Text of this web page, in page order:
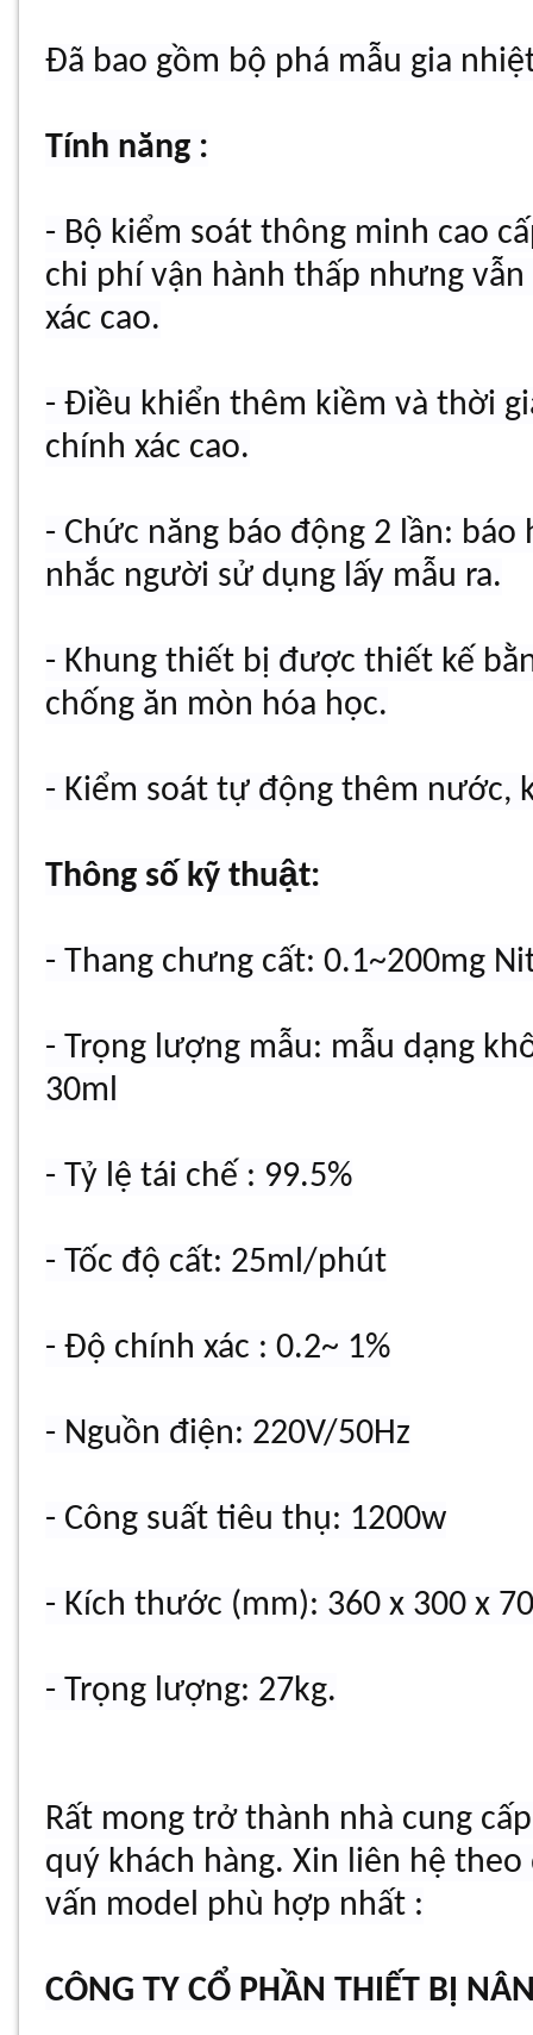
Đã bao gồm bộ phá mẫu gia
Tính năng :
- Bộ kiểm soát thông minh cao
chi phí vận hành thấp nhưng
xác cao.
- Điều khiển thêm kiềm và thời
chính xác cao.
- Chức năng báo động 2 lần:
nhắc người sử dụng lấy mẫu ra.
- Khung thiết bị được thiết kế
chống ăn mòn hóa học.
- Kiểm soát tự động thêm nước,
Thông số kỹ thuật:
- Thang chưng cất: 0.1~200mg
- Trọng lượng mẫu: mẫu dạng
30ml
- Tỷ lệ tái chế : 99.5%
- Tốc độ cất: 25ml/phút
- Độ chính xác : 0.2~ 1%
- Nguồn điện: 220V/50Hz
- Công suất tiêu thụ: 1200w
- Kích thước (mm): 360 x 300 x
- Trọng lượng: 27kg.
Rất mong trở thành nhà cung
quý khách hàng. Xin liên hệ
vấn model phù hợp nhất :
CÔNG TY CỔ PHẦN THIẾT BỊ